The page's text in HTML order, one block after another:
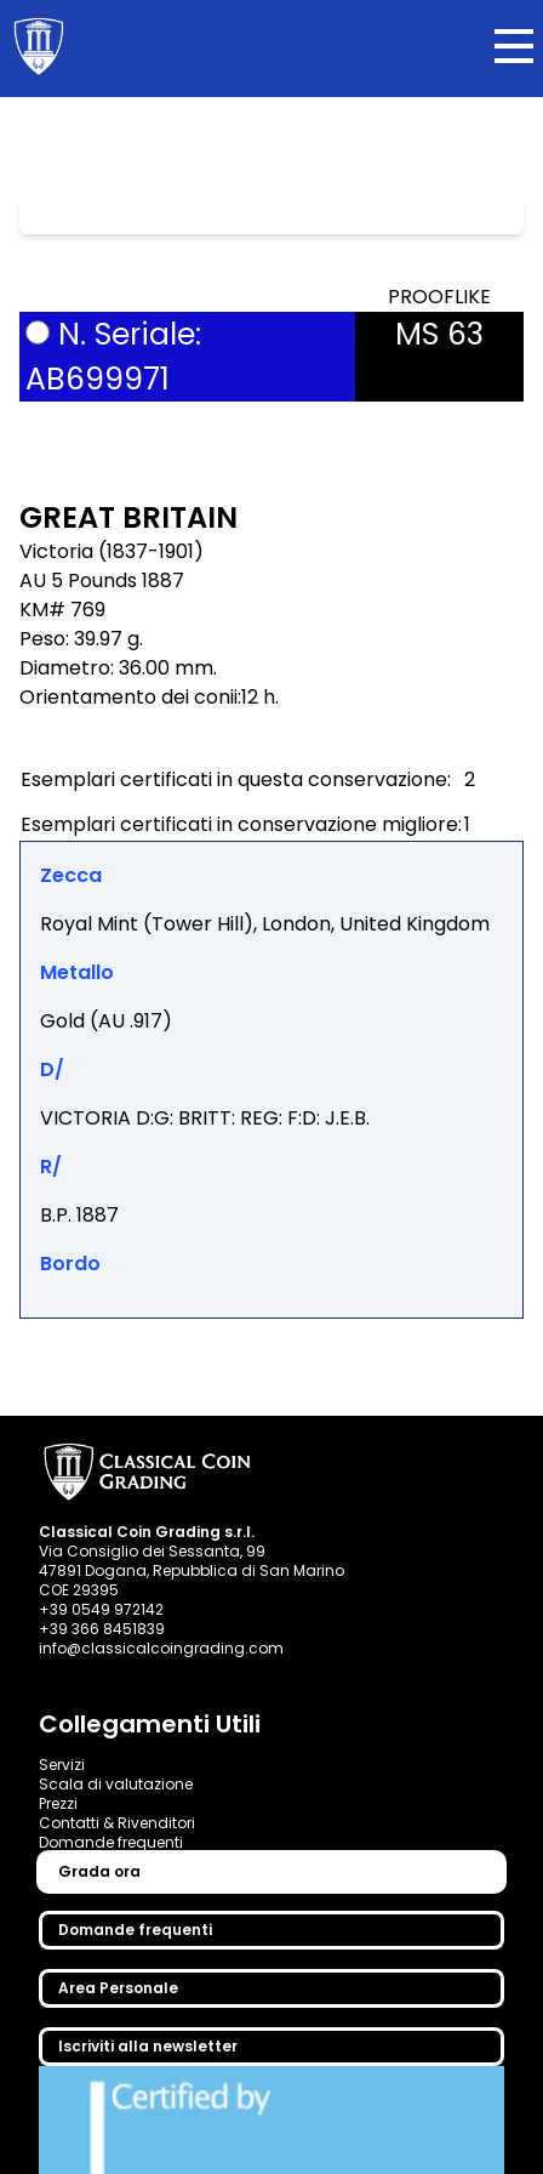
PROOFLIKE
N. Seriale:
AB699971
MS 63
GREAT BRITAIN
Victoria (1837-1901)
AU 5 Pounds 1887
KM# 769
Peso: 39.97 g.
Diametro: 36.00 mm.
Orientamento dei conii:12 h.
Esemplari certificati in questa conservazione: 2
Esemplari certificati in conservazione migliore:1
Zecca
Royal Mint (Tower Hill), London, United Kingdom
Metallo
Gold (AU .917)
D/
VICTORIA D:G: BRITT: REG: F:D: J.E.B.
R/
B.P. 1887
Bordo
Classical Coin Grading s.r.l.
Via Consiglio dei Sessanta, 99
47891 Dogana, Repubblica di San Marino
COE 29395
+39 0549 972142
+39 366 8451839
info@classicalcoingrading.com
Collegamenti Utili
Servizi
Scala di valutazione
Prezzi
Contatti & Rivenditori
Domande frequenti
Grada ora
Domande frequenti
Area Personale
Iscriviti alla newsletter